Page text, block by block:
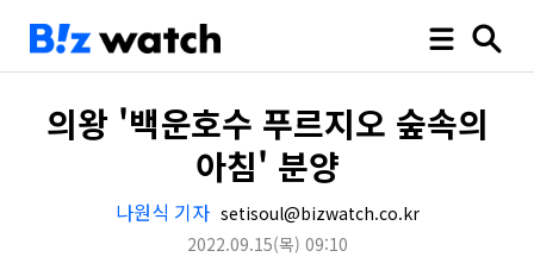
의왕 '백운호수 푸르지오 숲속의
아침' 분양
나원식 기자 setisoul@bizwatch.co.kr
2022.09.15(목) 09:10